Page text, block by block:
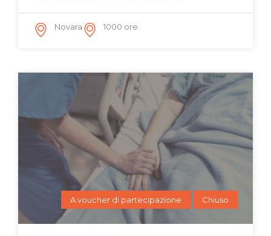
Novara 1000 ore
A voucher di partecipazione Chiuso